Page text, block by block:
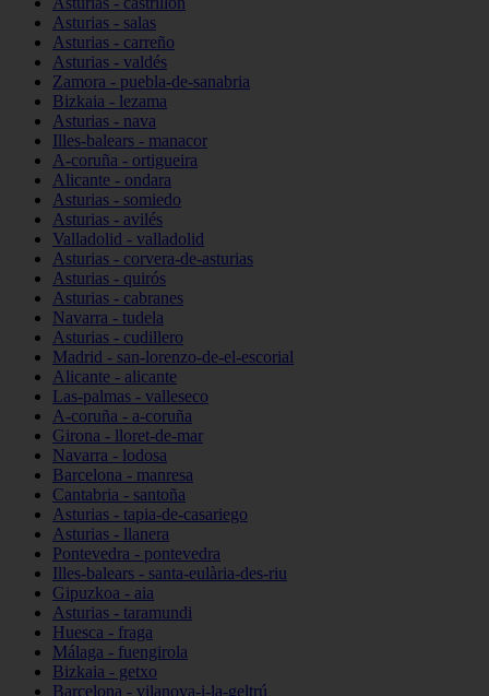
Asturias - salas
Asturias - carreño
Asturias - valdés
Zamora - puebla-de-sanabria
Bizkaia - lezama
Asturias - nava
Illes-balears - manacor
A-coruña - ortigueira
Alicante - ondara
Asturias - somiedo
Asturias - avilés
Valladolid - valladolid
Asturias - corvera-de-asturias
Asturias - quirós
Asturias - cabranes
Navarra - tudela
Asturias - cudillero
Madrid - san-lorenzo-de-el-escorial
Alicante - alicante
Las-palmas - valleseco
A-coruña - a-coruña
Girona - lloret-de-mar
Navarra - lodosa
Barcelona - manresa
Cantabria - santoña
Asturias - tapia-de-casariego
Asturias - llanera
Pontevedra - pontevedra
Illes-balears - santa-eulària-des-riu
Gipuzkoa - aia
Asturias - taramundi
Huesca - fraga
Málaga - fuengirola
Bizkaia - getxo
Barcelona - vilanova-i-la-geltrú